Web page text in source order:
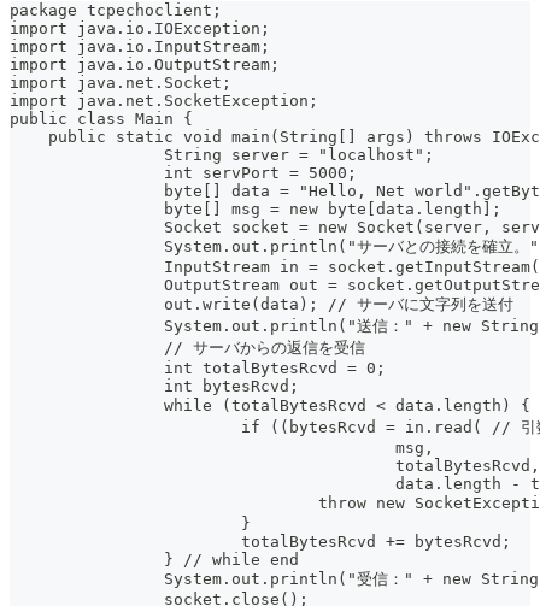
package tcpechoclient;
import java.io.IOException;
import java.io.InputStream;
import java.io.OutputStream;
import java.net.Socket;
import java.net.SocketException;
public class Main {
public static void main(String[] args) throws
		String server = "localhost";
		int servPort = 5000;
byte[] data = "Hello, Net
		byte[] msg = new byte[data.length];
Socket socket = new Socket(server,
System.out.println("サーバとの接続を確立。
InputStream in =
OutputStream out =
		out.write(data); // サーバに文字列を送付
System.out.println("送信：" + new
		// サーバからの返信を受信
		int totalBytesRcvd = 0;
		int bytesRcvd;
while (totalBytesRcvd < data.length) {
if ((bytesRcvd = in.read( // 引
					msg,
					totalBytesRcvd,
data.length
throw new
			}
			totalBytesRcvd += bytesRcvd;
		} // while end
System.out.println("受信：" + new
		socket.close();